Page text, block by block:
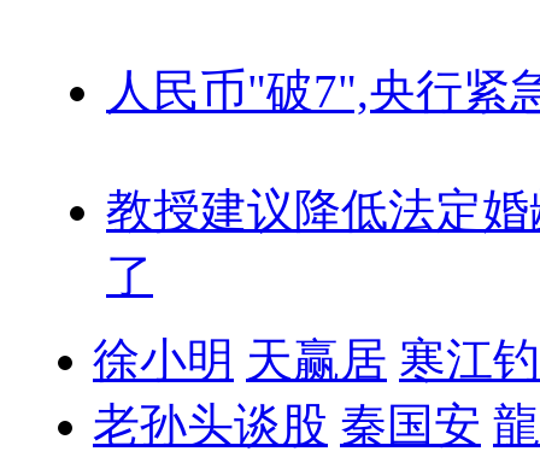
人民币"破7",央行紧
教授建议降低法定婚
了
徐小明 天赢居 寒江
老孙头谈股 秦国安